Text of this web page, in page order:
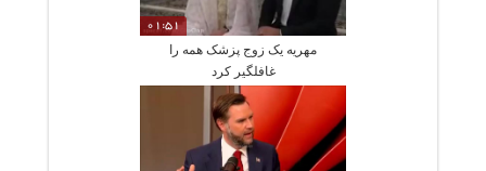
01:51
مهریه یک زوج پزشک همه را
غافلگیر کرد